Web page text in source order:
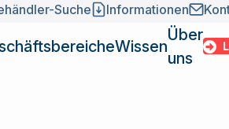
Suche Informationen
Wissen
Über
uns
LOGIN